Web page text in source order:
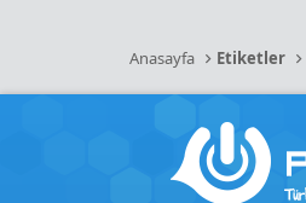
Anasayfa Etiketler